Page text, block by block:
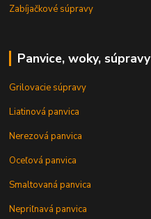
Zabíjačkové súpravy
Panvice, woky, súpravy
Grilovacie súpravy
Liatinová panvica
Nerezová panvica
Oceľová panvica
Smaltovaná panvica
Nepriľnavá panvica